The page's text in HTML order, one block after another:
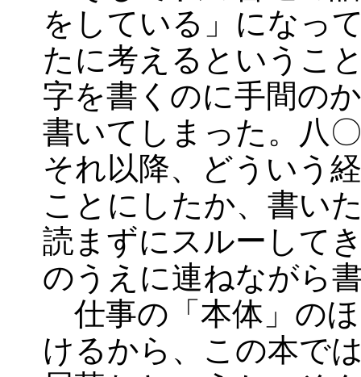
をしている」になっ
たに考えるというこ
字を書くのに手間の
書いてしまった。八
それ以降、どういう
ことにしたか、書い
読まずにスルーして
のうえに連ねながら
仕事の「本体」の
けるから、この本で